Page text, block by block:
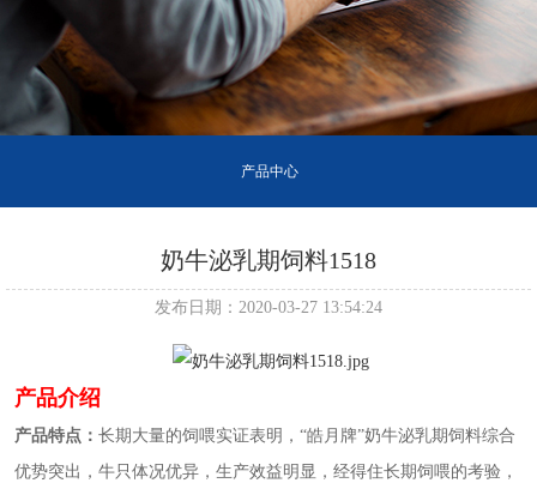
产品中心
奶牛泌乳期饲料1518
发布日期：2020-03-27 13:54:24
产品介绍
产品特点： 长期大量的饲喂实证表明，“皓月牌”奶牛泌乳期饲料综合
优势突出，牛只体况优异，生产效益明显，经得住长期饲喂的考验，